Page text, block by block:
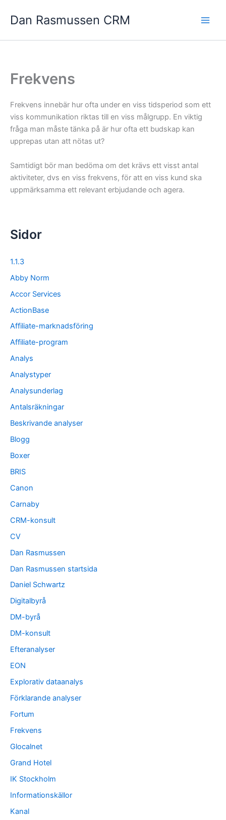
Dan Rasmussen CRM
Frekvens
Frekvens innebär hur ofta under en viss tidsperiod som ett
viss kommunikation riktas till en viss målgrupp. En viktig
fråga man måste tänka på är hur ofta ett budskap kan
upprepas utan att nötas ut?
Samtidigt bör man bedöma om det krävs ett visst antal
aktiviteter, dvs en viss frekvens, för att en viss kund ska
uppmärksamma ett relevant erbjudande och agera.
Sidor
1.1.3
Abby Norm
Accor Services
ActionBase
Affiliate-marknadsföring
Affiliate-program
Analys
Analystyper
Analysunderlag
Antalsräkningar
Beskrivande analyser
Blogg
Boxer
BRIS
Canon
Carnaby
CRM-konsult
CV
Dan Rasmussen
Dan Rasmussen startsida
Daniel Schwartz
Digitalbyrå
DM-byrå
DM-konsult
Efteranalyser
EON
Explorativ dataanalys
Förklarande analyser
Fortum
Frekvens
Glocalnet
Grand Hotel
IK Stockholm
Informationskällor
Kanal